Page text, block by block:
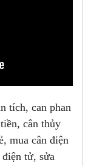
tích, can phan
cân thủy
mua cân điện
điện tử, sửa